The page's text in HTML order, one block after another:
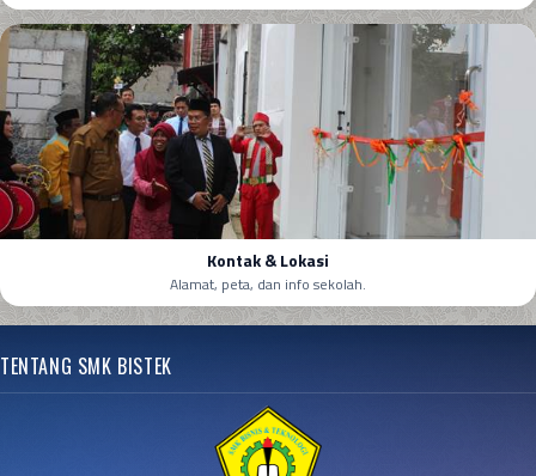
Kontak & Lokasi
Alamat, peta, dan info sekolah.
TENTANG SMK BISTEK